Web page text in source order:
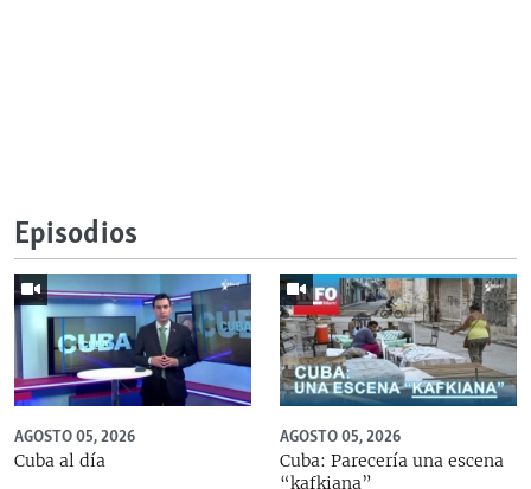
Episodios
AGOSTO 05, 2026
Cuba al día
AGOSTO 05, 2026
Cuba: Parecería una escena
“kafkiana”